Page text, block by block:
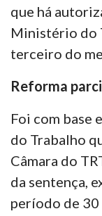
que há
Ministério do
terceiro do
Reforma
Foi com base
do Trabalho
Câmara do
da sentença,
período de 30